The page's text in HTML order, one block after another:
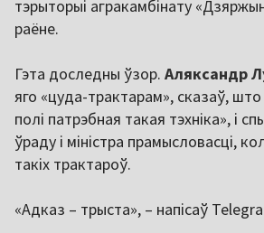
тэрыторыі агракамбінату
раёне.
Гэта доследны ўзор. Аляксандр
яго «цуда-трактарам», сказаў,
полі патрэбная такая тэхніка», і
ўраду і міністра прамысловасці,
такіх трактароў.
«Адказ – трыста», – напісаў